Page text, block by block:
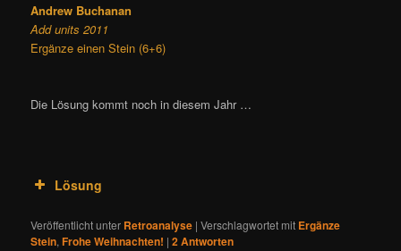
Andrew Buchanan
Add units 2011
Ergänze einen Stein (6+6)
Die Lösung kommt noch in diesem Jahr …
Lösung
Veröffentlicht unter Retroanalyse |Verschlagwortet mit Ergänze
Stein,Frohe Weihnachten! |2Antworten